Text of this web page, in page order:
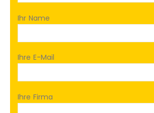
Ihr Name
Ihre E-Mail
Ihre Firma